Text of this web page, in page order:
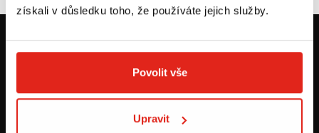
získali v důsledku toho, že používáte jejich služby.
Povolit vše
Upravit
KONTAKT
objednavky@styx.sk